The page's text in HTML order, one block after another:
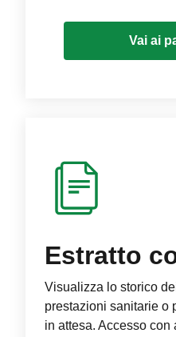
Vai ai
Estratto
Visualizza lo storico
prestazioni sanitarie o
in attesa. Accesso con